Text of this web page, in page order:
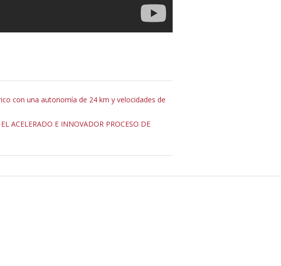
con una autonomía de 24 km y velocidades de
ACELERADO E INNOVADOR PROCESO DE